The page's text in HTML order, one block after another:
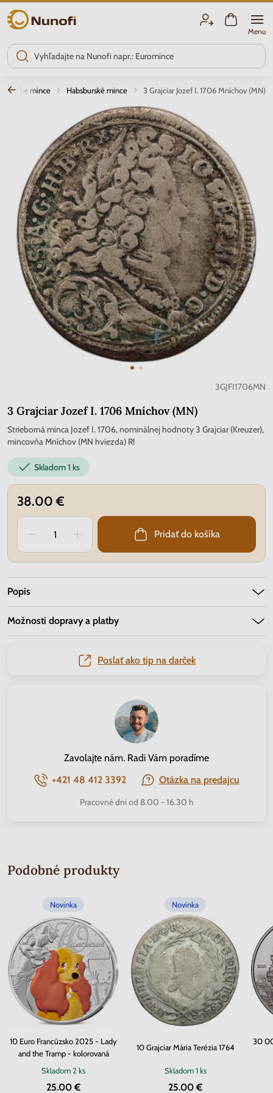
Nunofi.sk
Menu
mince Habsburské mince 3 Grajciar Jozef I. 1706 Mníchov (MN)
3GJFI1706MN
3 Grajciar Jozef I. 1706 Mníchov (MN)
Strieborná minca Jozef I. 1706, nominálnej hodnoty 3 Grajciar (Kreuzer),
mincovňa Mníchov (MN hviezda) R!
Skladom1 ks
38.00 €
Pridať do košíka
Popis
Možnosti dopravy a platby
Poslať ako tip na darček
Zavolajte nám. Radi Vám poradíme
+421 48 412 3392
Otázka na predajcu
Pracovné dni od 8.00 - 16.30 h
Podobné produkty
Novinka
10 Euro Francúzsko 2025 - Lady
and the Tramp - kolorovaná
Skladom2 ks
25.00 €
Novinka
10 Grajciar Mária Terézia 1764
Skladom1 ks
25.00 €
30